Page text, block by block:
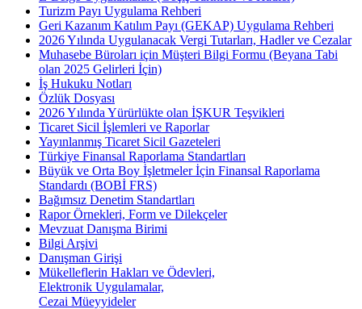
Turizm Payı Uygulama Rehberi
Geri Kazanım Katılım Payı (GEKAP) Uygulama Rehberi
2026 Yılında Uygulanacak Vergi Tutarları, Hadler ve Cezalar
Muhasebe Büroları için Müşteri Bilgi Formu (Beyana Tabi
olan 2025 Gelirleri İçin)
İş Hukuku Notları
Özlük Dosyası
2026 Yılında Yürürlükte olan İŞKUR Teşvikleri
Ticaret Sicil İşlemleri ve Raporlar
Yayınlanmış Ticaret Sicil Gazeteleri
Türkiye Finansal Raporlama Standartları
Büyük ve Orta Boy İşletmeler İçin Finansal Raporlama
Standardı (BOBİ FRS)
Bağımsız Denetim Standartları
Rapor Örnekleri, Form ve Dilekçeler
Mevzuat Danışma Birimi
Bilgi Arşivi
Danışman Girişi
Mükelleflerin Hakları ve Ödevleri,
Elektronik Uygulamalar,
Cezai Müeyyideler